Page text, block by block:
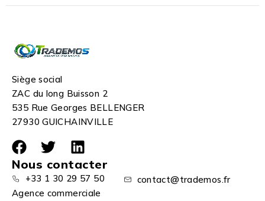
Siège social
ZAC du long Buisson 2
535 Rue Georges BELLENGER
27930 GUICHAINVILLE
Nous contacter
+33 1 30 29 57 50
contact@trademos.fr
Agence commerciale